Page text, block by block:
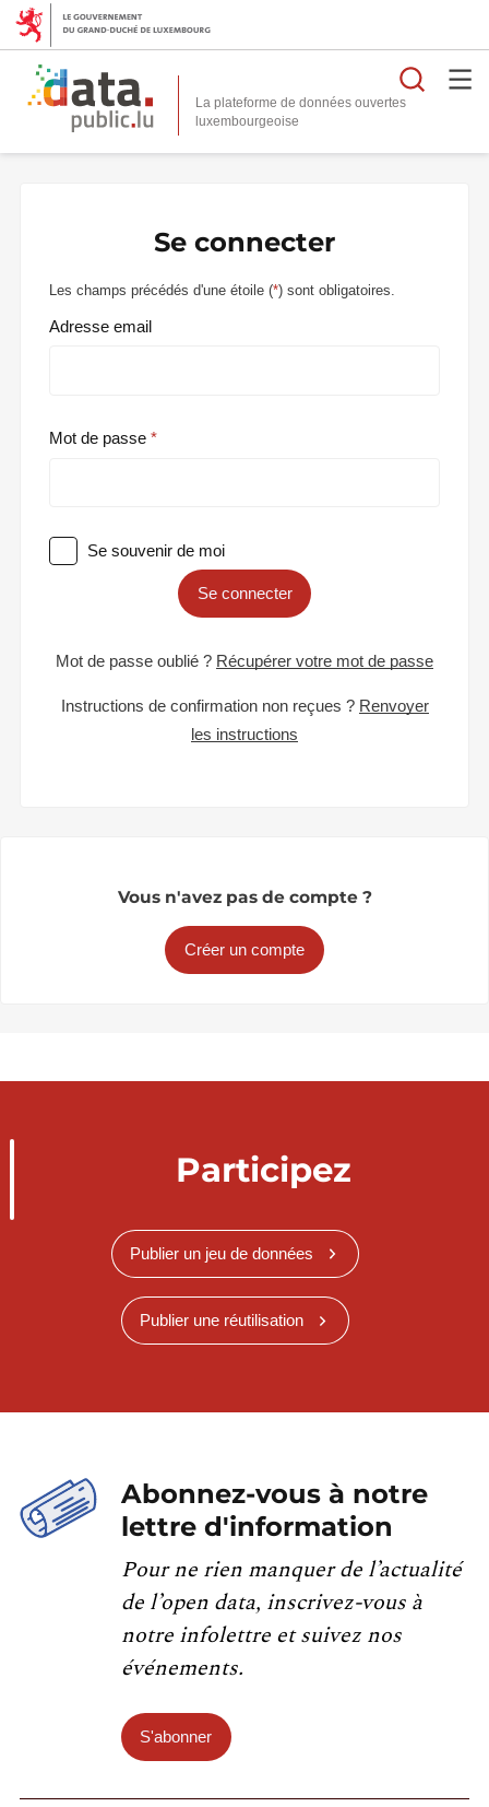
La plateforme de données ouvertes
Se connecter
Les champs précédés d'une étoile (*) sont obligatoires.
Adresse email
Mot de passe
Se souvenir de moi
Se connecter
Mot de passe oublié ? Récupérer votre mot de passe
Instructions de confirmation non reçues ? Renvoyer
les instructions
Vous n'avez pas de compte ?
Créer un compte
Participez
Publier un jeu de données
Publier une réutilisation
Abonnez-vous à notre
lettre d'information
Pour ne rien manquer de l’actualité
de l’open data, inscrivez-vous à
notre infolettre et suivez nos
événements.
S'abonner